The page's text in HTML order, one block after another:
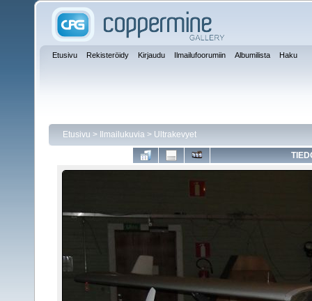
Etusivu Rekisteröidy Kirjaudu Ilmailufoorumiin Albumilista Haku
Etusivu > Ilmailukuvia > Ultrakevyet